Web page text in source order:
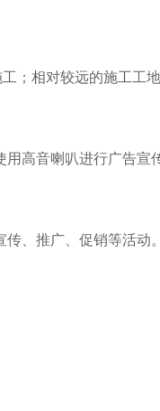
；相对较远的施工工
高音喇叭进行广告宣
、推广、促销等活动。